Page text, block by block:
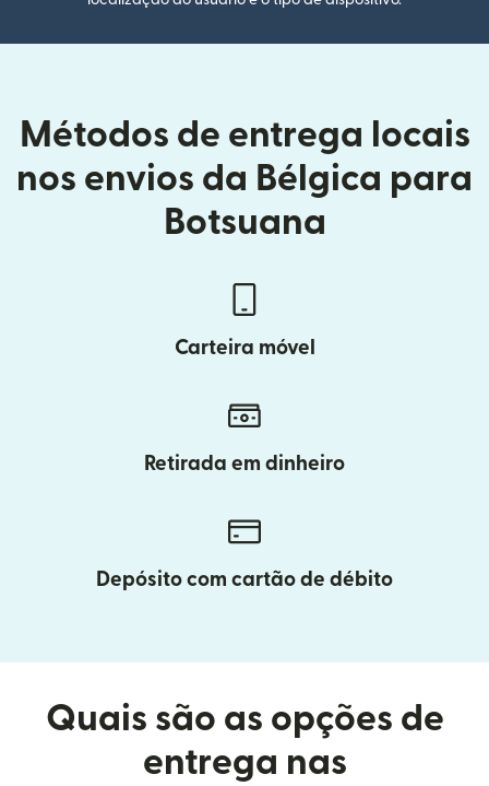
Métodos de entrega locais
nos envios da Bélgica para
Botsuana
Carteira móvel
Retirada em dinheiro
Depósito com cartão de débito
Quais são as opções de
entrega nas